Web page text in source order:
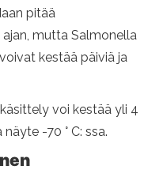
pitää
mutta Salmonella
kestää päiviä ja
voi kestää yli 4
-70 ° C: ssa.